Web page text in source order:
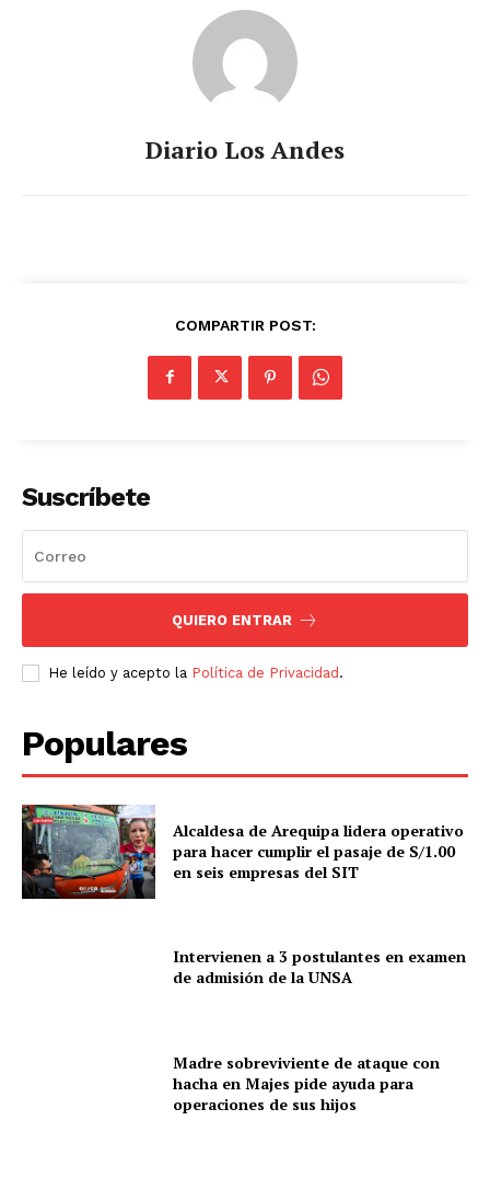
Diario Los Andes
COMPARTIR POST:
Suscríbete
QUIERO ENTRAR
He leído y acepto la Política de Privacidad .
Populares
Alcaldesa de Arequipa lidera operativo
para hacer cumplir el pasaje de S/1.00
en seis empresas del SIT
Intervienen a 3 postulantes en examen
de admisión de la UNSA
Madre sobreviviente de ataque con
hacha en Majes pide ayuda para
operaciones de sus hijos